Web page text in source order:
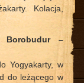
Kolacja,
Borobudur –
Yogyakarty, w
do leżącego w